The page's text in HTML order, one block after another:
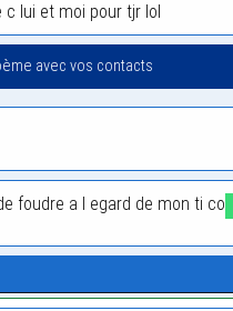
c lui et moi pour tjr lol
avec vos contacts
foudre a l egard de mon ti co